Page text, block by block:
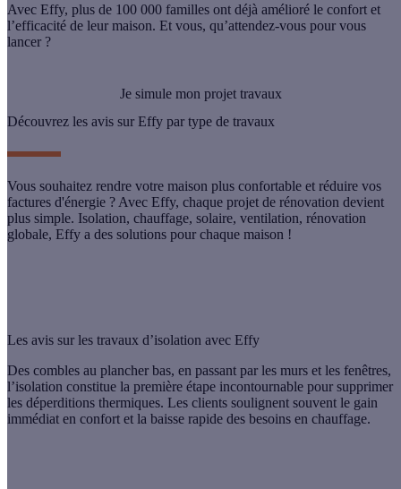
Avec Effy, plus de 100 000 familles ont déjà amélioré le confort et
l’efficacité de leur maison. Et vous, qu’attendez-vous pour vous
lancer ?
Je simule mon projet travaux
Découvrez les avis sur Effy par type de travaux
Vous souhaitez rendre votre maison plus confortable et réduire vos
factures d'énergie ? Avec Effy, chaque projet de rénovation devient
plus simple. Isolation, chauffage, solaire, ventilation, rénovation
globale, Effy a des solutions pour chaque maison !
Les avis sur les travaux d’isolation avec Effy
Des combles au plancher bas, en passant par les murs et les fenêtres,
l’isolation constitue la première étape incontournable pour supprimer
les déperditions thermiques. Les clients soulignent souvent le gain
immédiat en confort et la baisse rapide des besoins en chauffage.